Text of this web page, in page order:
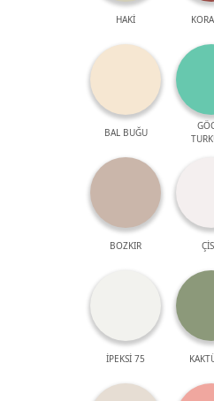
HAKİ
BAL BUĞU
BOZKIR
İPEKSİ 75